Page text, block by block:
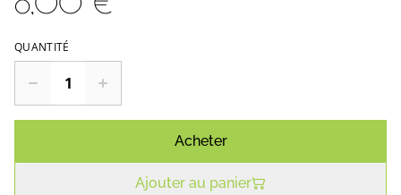
QUANTITÉ
Acheter
Ajouter au panier